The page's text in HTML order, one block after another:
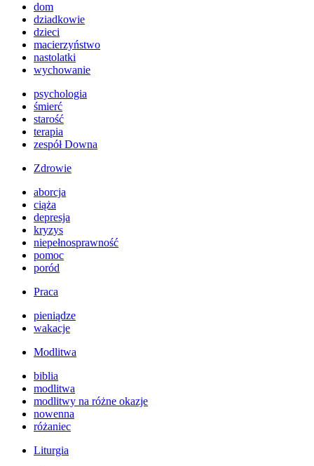
dom
dziadkowie
dzieci
macierzyństwo
nastolatki
wychowanie
psychologia
śmierć
starość
terapia
zespół Downa
Zdrowie
aborcja
ciąża
depresja
kryzys
niepełnosprawność
pomoc
poród
Praca
pieniądze
wakacje
Modlitwa
biblia
modlitwa
modlitwy na różne okazje
nowenna
różaniec
Liturgia